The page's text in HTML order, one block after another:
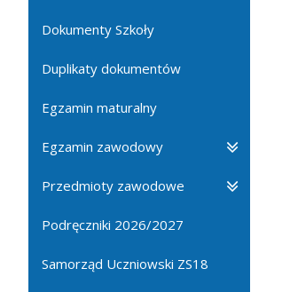
Dokumenty Szkoły
Duplikaty dokumentów
Egzamin maturalny
Egzamin zawodowy
Przedmioty zawodowe
Podręczniki 2026/2027
Samorząd Uczniowski ZS18